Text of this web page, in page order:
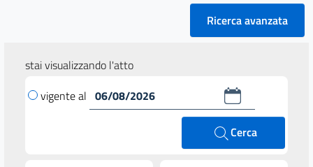
Ricerca avanzata
stai visualizzando l'atto
vigente al
Cerca